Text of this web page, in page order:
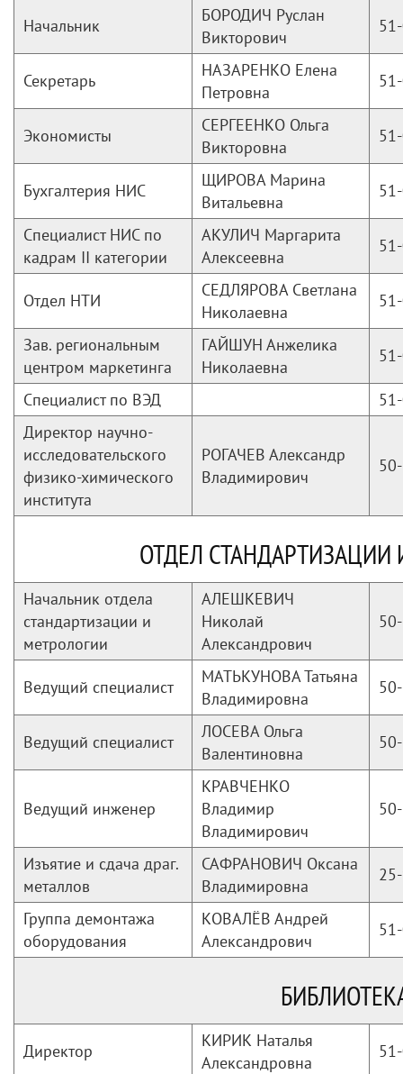
Начальник
БОРОДИЧ Руслан
Викторович
Секретарь
НАЗАРЕНКО Елена
Петровна
Экономисты
СЕРГЕЕНКО Ольга
Викторовна
Бухгалтерия НИС
ЩИРОВА Марина
Витальевна
Специалист НИС по
кадрам II категории
АКУЛИЧ Маргарита
Алексеевна
Отдел НТИ
СЕДЛЯРОВА Светлана
Николаевна
Зав. региональным
центром маркетинга
ГАЙШУН Анжелика
Николаевна
Специалист по ВЭД
Директор научно-
исследовательского
физико-химического
института
РОГАЧЕВ Александр
Владимирович
ОТДЕЛ
Начальник отдела
стандартизации и
метрологии
АЛЕШКЕВИЧ
Николай
Александрович
Ведущий специалист
МАТЬКУНОВА Татьяна
Владимировна
Ведущий специалист
ЛОСЕВА Ольга
Валентиновна
Ведущий инженер
КРАВЧЕНКО
Владимир
Владимирович
Изъятие и сдача драг.
металлов
САФРАНОВИЧ Оксана
Владимировна
Группа демонтажа
оборудования
КОВАЛЁВ Андрей
Александрович
Директор
КИРИК Наталья
Александровна